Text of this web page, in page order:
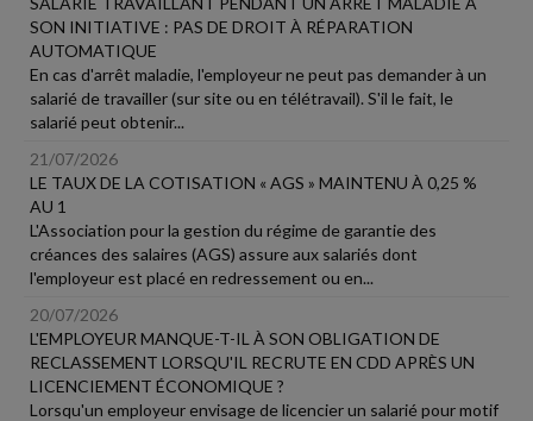
SON INITIATIVE : PAS DE DROIT À RÉPARATION
AUTOMATIQUE
En cas d'arrêt maladie, l'employeur ne peut pas demander à un
salarié de travailler (sur site ou en télétravail). S'il le fait, le
salarié peut obtenir...
21/07/2026
LE TAUX DE LA COTISATION « AGS » MAINTENU À 0,25 %
AU 1
L'Association pour la gestion du régime de garantie des
créances des salaires (AGS) assure aux salariés dont
l'employeur est placé en redressement ou en...
20/07/2026
L'EMPLOYEUR MANQUE-T-IL À SON OBLIGATION DE
RECLASSEMENT LORSQU'IL RECRUTE EN CDD APRÈS UN
LICENCIEMENT ÉCONOMIQUE ?
Lorsqu'un employeur envisage de licencier un salarié pour motif